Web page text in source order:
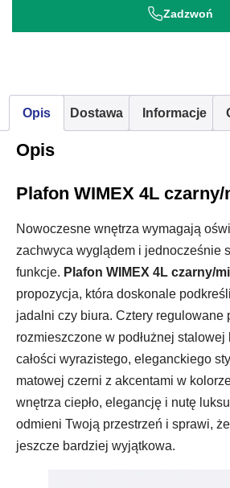
Zadzwoń
Opis Dostawa Informacje
Opis
Plafon WIMEX 4L czarny/
Nowoczesne wnętrza wymagają
zachwyca wyglądem i jednocześnie
funkcje. Plafon WIMEX 4L czarny/
propozycja, która doskonale
jadalni czy biura. Cztery regulowane
rozmieszczone w podłużnej
całości wyrazistego, eleganckiego
matowej czerni z akcentami w
wnętrza ciepło, elegancję i nutę
odmieni Twoją przestrzeń i sprawi,
jeszcze bardziej wyjątkowa.